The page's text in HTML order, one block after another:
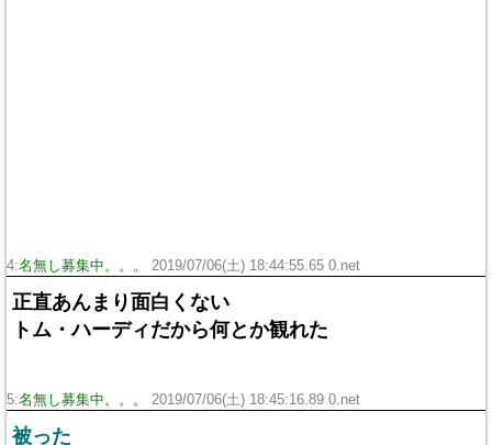
4:名無し募集中。。。 2019/07/06(土) 18:44:55.65 0.net
正直あんまり面白くない
トム・ハーディだから何とか観れた
5:名無し募集中。。。 2019/07/06(土) 18:45:16.89 0.net
被った